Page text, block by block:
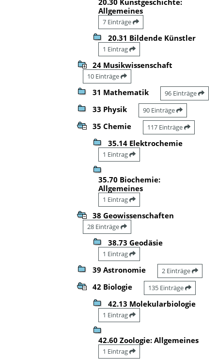
Allgemeines
7 Einträge
20.31 Bildende Künstler
1 Eintrag
24 Musikwissenschaft
10 Einträge
31 Mathematik 96 Einträge
33 Physik 90 Einträge
35 Chemie 117 Einträge
35.14 Elektrochemie
1 Eintrag
35.70 Biochemie:
Allgemeines
1 Eintrag
38 Geowissenschaften
28 Einträge
38.73 Geodäsie
1 Eintrag
39 Astronomie 2 Einträge
42 Biologie 135 Einträge
42.13 Molekularbiologie
1 Eintrag
42.60 Zoologie: Allgemeines
1 Eintrag